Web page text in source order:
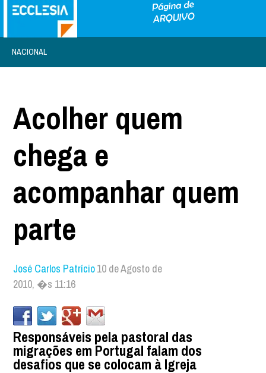
NACIONAL
Acolher quem
chega e
acompanhar quem
parte
José Carlos Patrício10 de Agosto de
2010, �s 11:16
Responsáveis pela pastoral das
migrações em Portugal falam dos
desafios que se colocam à Igreja